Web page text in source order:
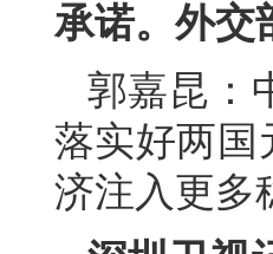
承诺。外交
郭嘉昆：
落实好两国
济注入更多